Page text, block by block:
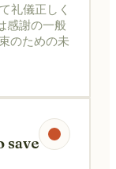
礼儀正しく
感謝の一般
のための未
save